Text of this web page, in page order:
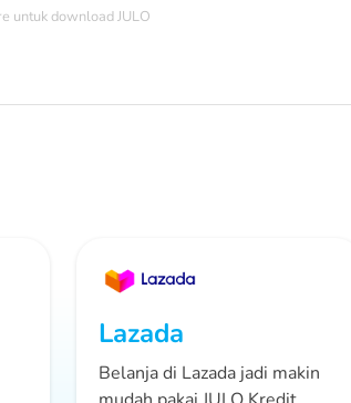
untuk download JULO
Lazada
Belanja di Lazada jadi makin